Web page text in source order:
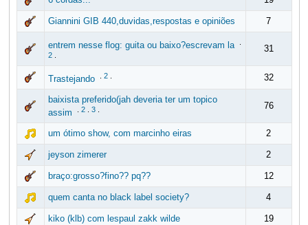
Giannini GIB 440,duvidas,respostas e opiniões 7
entrem nesse flog: guita ou baixo?escrevam la
2.
31
Trastejando 2. 32
baixista preferido(jah deveria ter um topico
assim
2. 3. 76
um ótimo show, com marcinho eiras 2
jeyson zimerer 2
braço:grosso?fino?? pq?? 12
quem canta no black label society? 4
kiko (klb) com lespaul zakk wilde 19